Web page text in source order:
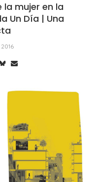
la mujer en la
Un Día | Una